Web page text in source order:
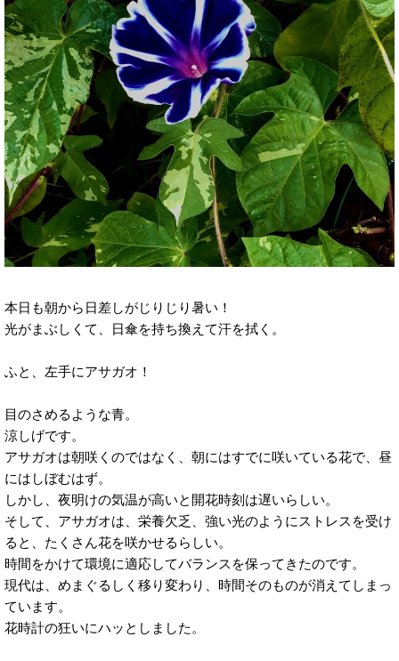
本日も朝から日差しがじりじり暑い！
光がまぶしくて、日傘を持ち換えて汗を拭く。
ふと、左手にアサガオ！
目のさめるような青。
涼しげです。
アサガオは朝咲くのではなく、朝にはすでに咲いている花で、昼
にはしぼむはず。
しかし、夜明けの気温が高いと開花時刻は遅いらしい。
そして、アサガオは、栄養欠乏、強い光のようにストレスを受け
ると、たくさん花を咲かせるらしい。
時間をかけて環境に適応してバランスを保ってきたのです。
現代は、めまぐるしく移り変わり、時間そのものが消えてしまっ
ています。
花時計の狂いにハッとしました。